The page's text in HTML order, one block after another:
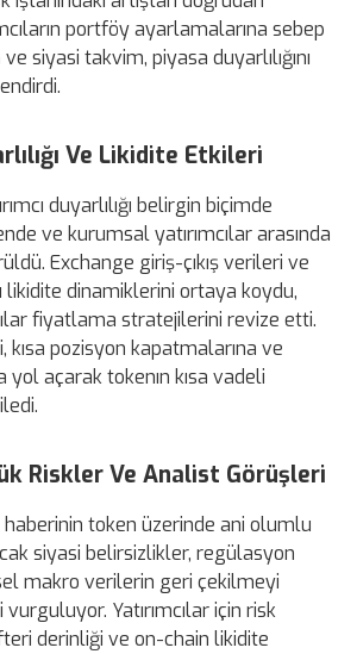
portföy ayarlamalarına sebep
siyasi takvim, piyasa duyarlılığını
Ve Likidite Etkileri
duyarlılığı belirgin biçimde
ve kurumsal yatırımcılar arasında
Exchange giriş-çıkış verileri ve
likidite dinamiklerini ortaya koydu,
fiyatlama stratejilerini revize etti.
pozisyon kapatmalarına ve
yol açarak tokenın kısa vadeli
Riskler Ve Analist Görüşleri
token üzerinde ani olumlu
siyasi belirsizlikler, regülasyon
makro verilerin geri çekilmeyi
Yatırımcılar için risk
derinliği ve on-chain likidite